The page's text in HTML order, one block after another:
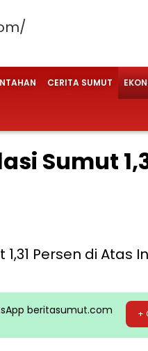
CERITA SUMUT
Sumut
beritasumut.com +